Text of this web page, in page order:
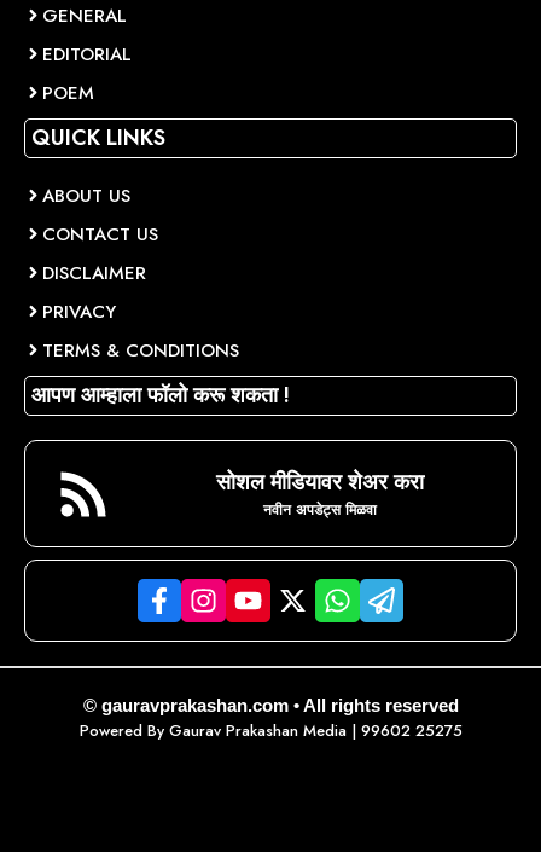
GENERAL
EDITORIAL
POEM
QUICK LINKS
ABOUT US
CONTACT US
DISCLAIMER
PRIVACY
TERMS & CONDITIONS
आपण आम्हाला फॉलो करू शकता !
सोशल मीडियावर शेअर करा
नवीन अपडेट्स मिळवा
© gauravprakashan.com • All rights reserved
Powered By Gaurav Prakashan Media| 99602 25275